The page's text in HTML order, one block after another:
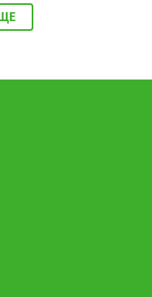
в медицинском
уголовное дело по
оснований